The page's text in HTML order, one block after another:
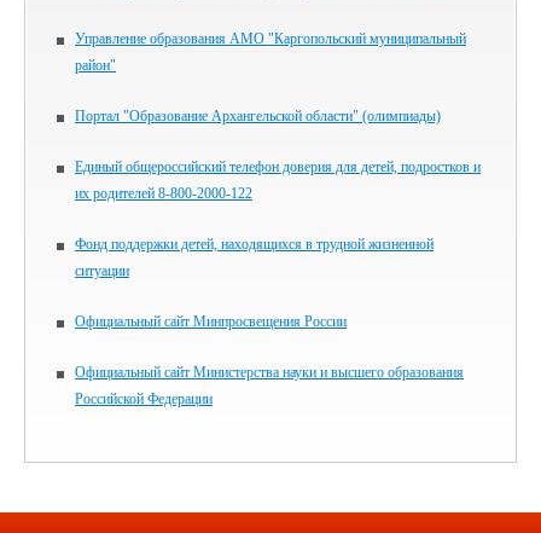
Управление образования АМО "Каргопольский муниципальный
район"
Портал "Образование Архангельской области" (олимпиады)
Единый общероссийский телефон доверия для детей, подростков и
их родителей 8-800-2000-122
Фонд поддержки детей, находящихся в трудной жизненной
ситуации
Официальный сайт Минпросвещения России
Официальный сайт Министерства науки и высшего образования
Российской Федерации